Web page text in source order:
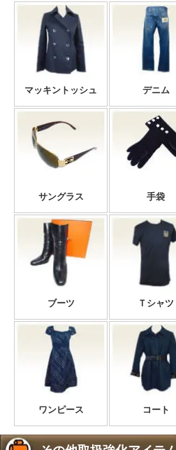
マッキントッシュ デニム
サングラス 手袋
ブーツ Ｔシャツ
ワンピース コート